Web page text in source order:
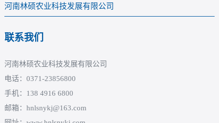
河南林硕农业科技发展有限公司
联系我们
河南林硕农业科技发展有限公司
电话：0371-23856800
手机：138 4916 6800
邮箱：hnlsnykj@163.com